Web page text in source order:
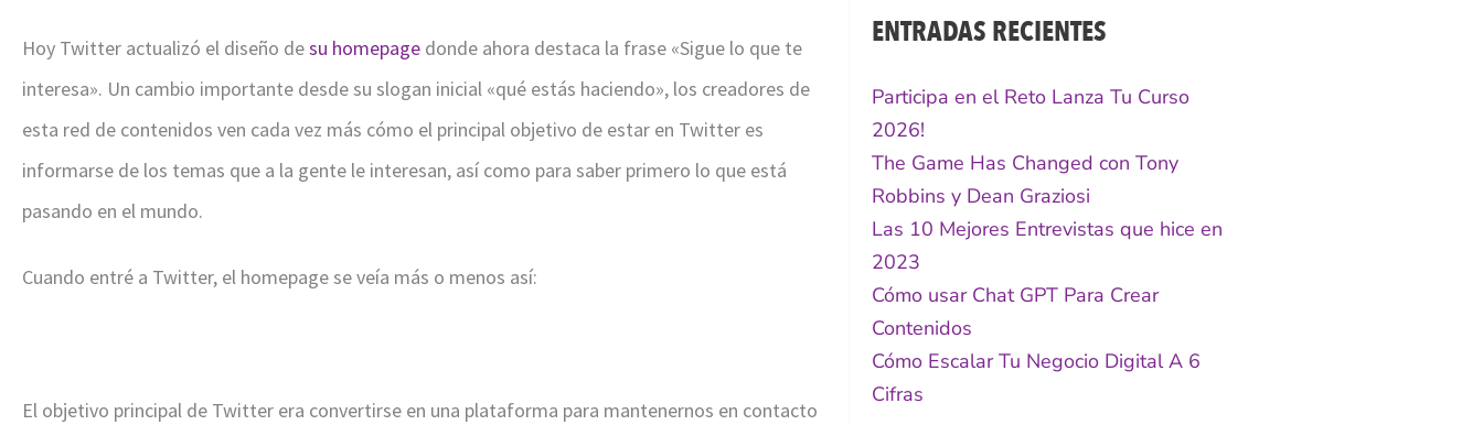
Hoy Twitter actualizó el diseño desu homepage donde ahora destaca la frase «Sigue lo que te
interesa». Un cambio importante desde su slogan inicial «qué estás haciendo», los creadores de
esta red de contenidos ven cada vez más cómo el principal objetivo de estar en Twitter es
informarse de los temas que a la gente le interesan, así como para saber primero lo que está
pasando en el mundo.
Cuando entré a Twitter, el homepage se veía más o menos así:
El objetivo principal de Twitter era convertirse en una plataforma para mantenernos en contacto
ENTRADAS RECIENTES
Participa en el Reto Lanza Tu Curso
2026!
The Game Has Changed con Tony
Robbins y Dean Graziosi
Las 10 Mejores Entrevistas que hice en
2023
Cómo usar Chat GPT Para Crear
Contenidos
Cómo Escalar Tu Negocio Digital A 6
Cifras